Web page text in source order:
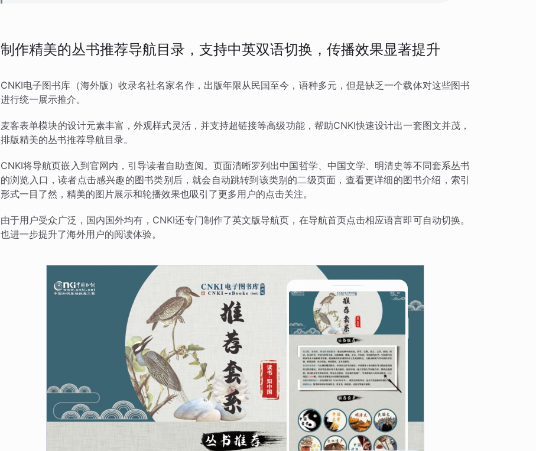
制作精美的丛书推荐导航目录，支持中英双语切换，传播效果显著提升
CNKI电子图书库（海外版）收录名社名家名作，出版年限从民国至今，语种多元，但是缺乏一个载体对这些图书
进行统一展示推介。
麦客表单模块的设计元素丰富，外观样式灵活，并支持超链接等高级功能，帮助CNKI快速设计出一套图文并茂，
排版精美的丛书推荐导航目录。
CNKI将导航页嵌入到官网内，引导读者自助查阅。页面清晰罗列出中国哲学、中国文学、明清史等不同套系丛书
的浏览入口，读者点击感兴趣的图书类别后，就会自动跳转到该类别的二级页面，查看更详细的图书介绍，索引
形式一目了然，精美的图片展示和轮播效果也吸引了更多用户的点击关注。
由于用户受众广泛，国内国外均有，CNKI还专门制作了英文版导航页，在导航首页点击相应语言即可自动切换。
也进一步提升了海外用户的阅读体验。